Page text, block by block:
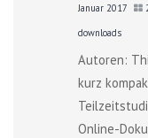
Januar 2017
downloads
Autoren:
kurz
Online-